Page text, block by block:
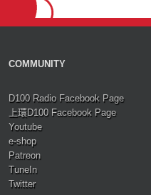
COMMUNITY
D100 Radio Facebook Page
上環D100 Facebook Page
Youtube
e-shop
Patreon
TuneIn
Twitter